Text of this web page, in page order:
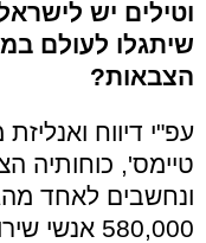
וטילים יש
שיתגלו לעולם
הצבאות?
עפ"י דיווח
טיימס', כוחותיה
ונחשבים לאחד